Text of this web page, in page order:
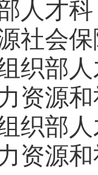
才科
会保
部人
源和
部人
源和